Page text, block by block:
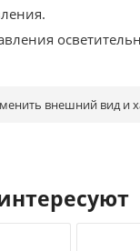
внешний вид и